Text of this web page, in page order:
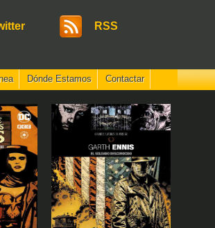
RSS
Dónde Estamos Contactar